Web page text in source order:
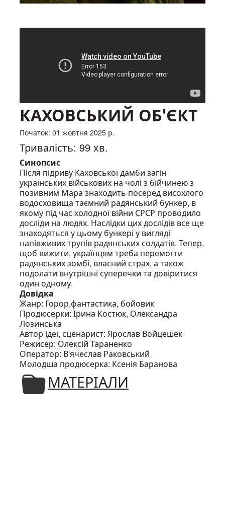
КАХОВСЬКИЙ ОБ'ЄКТ
Початок: 01 жовтня 2025 р.
Тривалість: 99 хв.
Синопсис
Після підриву Каховської дамби загін
українських військових на чолі з бійчинею з
позивним Мара знаходить посеред висохлого
водосховища таємний радянський бункер, в
якому під час холодної війни СРСР проводило
досліди на людях. Наслідки цих дослідів все ще
знаходяться у цьому бункері у вигляді
напівживих трупів радянських солдатів. Тепер,
щоб вижити, українцям треба перемогти
радянських зомбі, власний страх, а також
подолати внутрішні суперечки та довіритися
один одному.
Довідка
Жанр: Горор,фантастика, бойовик
Продюсерки: Ірина Костюк, Олександра
Лозинська
Автор ідеї, сценарист: Ярослав Войцешек
Режисер: Олексій Тараненко
Оператор: В'ячеслав Раковський
Молодша продюсерка: Ксенія Баранова
МАТЕРІАЛИ